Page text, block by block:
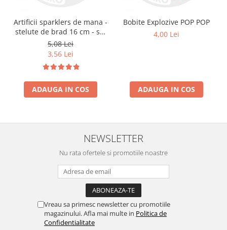
Artificii sparklers de mana -
stelute de brad 16 cm - set
10 buc
5,08 Lei
3,56 Lei
ADAUGA IN COS
Bobite Explozive POP POP
4,00 Lei
ADAUGA IN COS
NEWSLETTER
Nu rata ofertele si promotiile noastre
Vreau sa primesc newsletter cu promotiile
magazinului. Afla mai multe in Politica de
Confidentialitate